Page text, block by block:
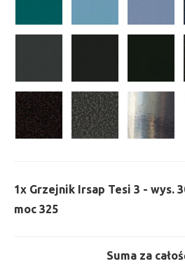
1x Grzejnik Irsap Tesi 3 - wys.
moc 325
Suma za